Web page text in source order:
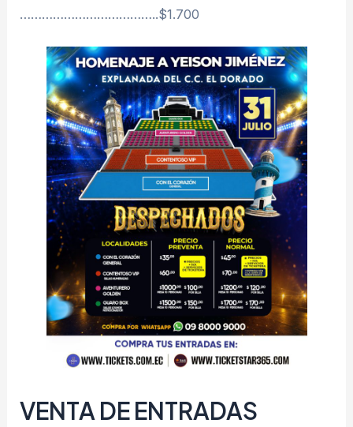
………………………………..$1.700
VENTA DE ENTRADAS